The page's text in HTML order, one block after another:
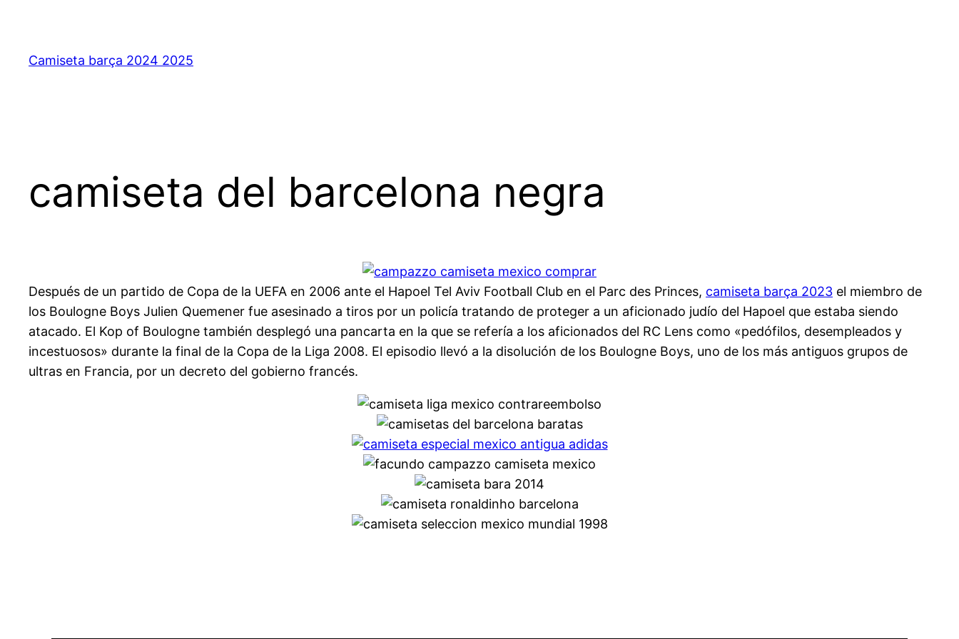
contenido
Camiseta barça 2024 2025
camiseta del barcelona negra
Después de un partido de Copa de la UEFA en 2006 ante el Hapoel Tel Aviv Football Club en el Parc des Princes, camiseta barça 2023 el miembro de
los Boulogne Boys Julien Quemener fue asesinado a tiros por un policía tratando de proteger a un aficionado judío del Hapoel que estaba siendo
atacado. El Kop of Boulogne también desplegó una pancarta en la que se refería a los aficionados del RC Lens como «pedófilos, desempleados y
incestuosos» durante la final de la Copa de la Liga 2008. El episodio llevó a la disolución de los Boulogne Boys, uno de los más antiguos grupos de
ultras en Francia, por un decreto del gobierno francés.